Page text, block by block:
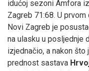
idućoj sezoni Amfora
Zagreb 71:68. U
Novi Zagreb je
na ulasku u posljednje
izjednačio, a nakon što
prednost sastava